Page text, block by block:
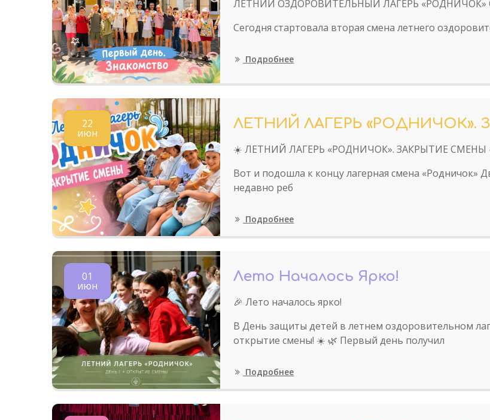
ЛЕТНИЙ ОЗДОРОВИТЕЛЬНЫЙ ЛАГЕРЬ «РОДНИЧОК»
Сегодня стартовала вторая смена летнего
Подробнее
22
июн
ЛЕТНИЙ ЛАГЕРЬ «РОДНИЧОК».
☀️ ЛЕТНИЙ ЛАГЕРЬ «РОДНИЧОК». ЗАКРЫТИЕ СМЕНЫ
Вот и подошла к концу лагерная смена «Родничок»
недавно реб
Подробнее
01
июн
Лето Началось Ярко!
🎉 Лето началось ярко!
В День защиты детей в летнем оздоровительном
открытие смены! ☀️ 🌿 Первый день получил
Подробнее